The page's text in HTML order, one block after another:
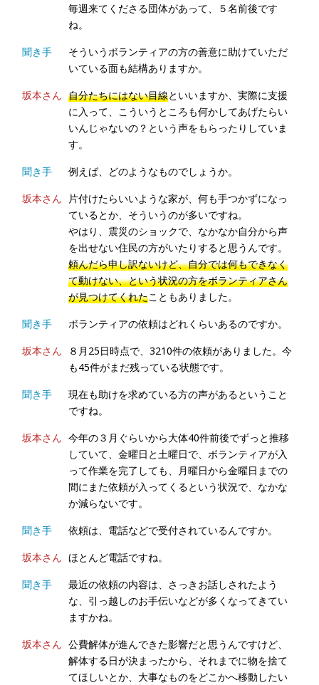
毎週来てくださる団体があって、５名前後です
ね。
聞き手
そういうボランティアの方の善意に助けていただ
いている面も結構ありますか。
坂本さん 自分たちにはない目線といいますか、実際に支援
に入って、こういうところも何かしてあげたらい
いんじゃないの？という声をもらったりしていま
す。
聞き手
例えば、どのようなものでしょうか。
坂本さん
片付けたらいいような家が、何も手つかずになっ
ているとか、そういうのが多いですね。
やはり、震災のショックで、なかなか自分から声
を出せない住民の方がいたりすると思うんです。
頼んだら申し訳ないけど、自分では何もできなく
て動けない、という状況の方をボランティアさん
が見つけてくれたこともありました。
聞き手
ボランティアの依頼はどれくらいあるのですか。
坂本さん
８月25日時点で、3210件の依頼がありました。今
も45件がまだ残っている状態です。
聞き手
現在も助けを求めている方の声があるということ
ですね。
坂本さん 今年の３月ぐらいから大体40件前後でずっと推移
していて、金曜日と土曜日で、ボランティアが入
って作業を完了しても、月曜日から金曜日までの
間にまた依頼が入ってくるという状況で、なかな
か減らないです。
聞き手
依頼は、電話などで受付されているんですか。
坂本さん ほとんど電話ですね。
聞き手
最近の依頼の内容は、さっきお話しされたよう
な、引っ越しのお手伝いなどが多くなってきてい
ますかね。
坂本さん 公費解体が進んできた影響だと思うんですけど、
解体する日が決まったから、それまでに物を捨て
てほしいとか、大事なものをどこかへ移動したい